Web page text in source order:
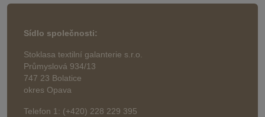
Sídlo společnosti:
Stoklasa textilní galanterie s.r.o.
Průmyslová 934/13
747 23 Bolatice
okres Opava
Telefon 1: (+420) 228 229 395